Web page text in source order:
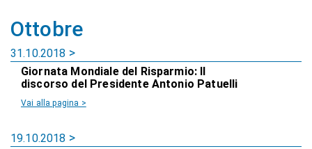
Ottobre
31.10.2018
Giornata Mondiale del Risparmio: Il
discorso del Presidente Antonio Patuelli
Vai alla pagina >
19.10.2018